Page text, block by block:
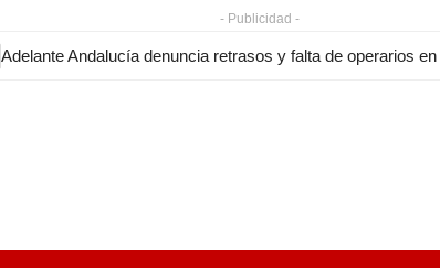
- Publicidad -
Adelante Andalucía denuncia retrasos y falta de operarios